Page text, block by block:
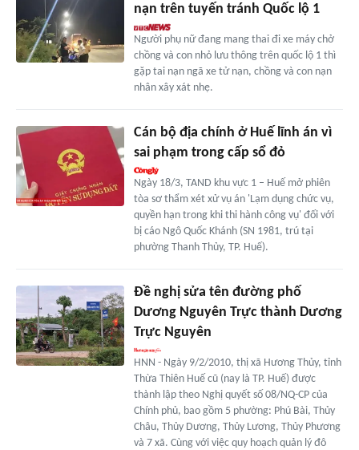
nạn trên tuyến tránh Quốc lộ 1
Người phụ nữ đang mang thai đi xe máy chở
chồng và con nhỏ lưu thông trên quốc lộ 1 thì
gặp tai nạn ngã xe tử nạn, chồng và con nạn
nhân xây xát nhẹ.
Cán bộ địa chính ở Huế lĩnh án vì
sai phạm trong cấp sổ đỏ
Ngày 18/3, TAND khu vực 1 – Huế mở phiên
tòa sơ thẩm xét xử vụ án 'Lạm dụng chức vụ,
quyền hạn trong khi thi hành công vụ' đối với
bị cáo Ngô Quốc Khánh (SN 1981, trú tại
phường Thanh Thủy, TP. Huế).
Đề nghị sửa tên đường phố
Dương Nguyên Trực thành Dương
Trực Nguyên
HNN - Ngày 9/2/2010, thị xã Hương Thủy, tỉnh
Thừa Thiên Huế cũ (nay là TP. Huế) được
thành lập theo Nghị quyết số 08/NQ-CP của
Chính phủ, bao gồm 5 phường: Phú Bài, Thủy
Châu, Thủy Dương, Thủy Lương, Thủy Phương
và 7 xã. Cùng với việc quy hoạch quản lý đô